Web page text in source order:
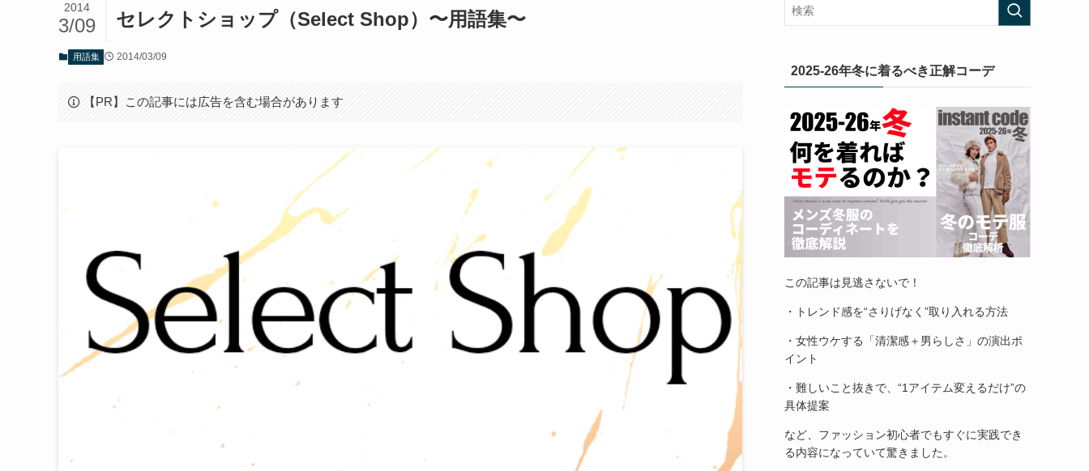
セレクトショップ（Select Shop）〜用語集〜
2014
3/09
用語集 2014/03/09
【PR】この記事には広告を含む場合があります
2025-26年冬に着るべき正解コーデ
この記事は見逃さないで！
・トレンド感を“さりげなく”取り入れる方法
・女性ウケする「清潔感＋男らしさ」の演出ポ
イント
・難しいこと抜きで、“1アイテム変えるだけ”の
具体提案
など、ファッション初心者でもすぐに実践でき
る内容になっていて驚きました。